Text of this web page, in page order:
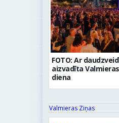
FOTO: Ar
aizvadīta
diena
Valmieras Ziņas